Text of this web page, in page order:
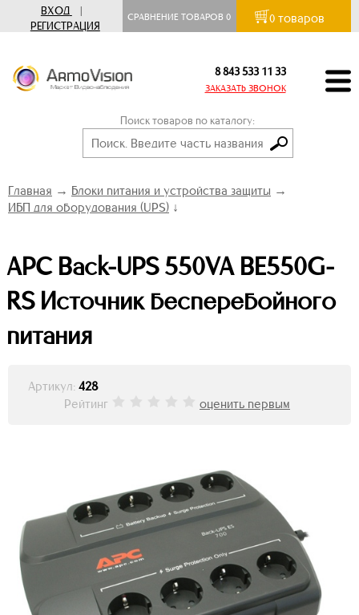
ВХОД
|
РЕГИСТРАЦИЯ
СРАВНЕНИЕ ТОВАРОВ0 0 товаров
8 843 533 11 33
ЗАКАЗАТЬ ЗВОНОК
Поиск товаров по каталогу:
Главная → Блоки питания и устройства защиты →
ИБП для оборудования (UPS) ↓
APC Back-UPS 550VA BE550G-
RS Источник бесперебойного
питания
Артикул: 428
Рейтинг
оценить первым